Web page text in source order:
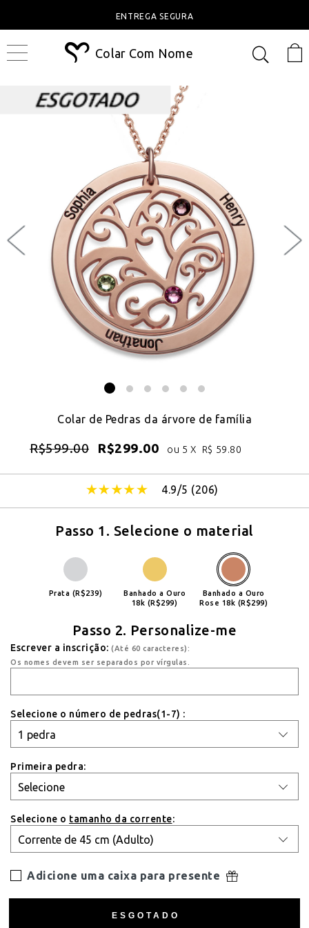
ENTREGA SEGURA
Colar Com Nome
Colar de Pedras da árvore de família
R$599.00 R$299.00 ou 5 X R$ 59.80
4.9/5 (206)
Passo 1. Selecione o material
Prata (R$239)
Banhado a Ouro
18k (R$299)
Banhado a Ouro
Rose 18k (R$299)
Passo 2. Personalize-me
Escrever a inscrição: (Até 60 caracteres):
Os nomes devem ser separados por vírgulas.
Selecione o número de pedras(1-7) :
Primeira pedra:
Selecione o tamanho da corrente:
Adicione uma caixa para presente